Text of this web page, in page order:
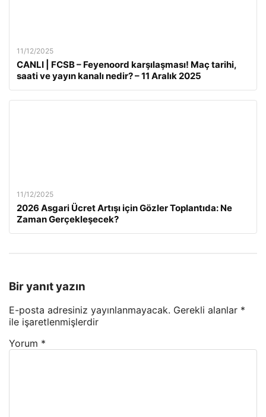
11/12/2025
CANLI | FCSB – Feyenoord karşılaşması! Maç tarihi,
saati ve yayın kanalı nedir? – 11 Aralık 2025
11/12/2025
2026 Asgari Ücret Artışı için Gözler Toplantıda: Ne
Zaman Gerçekleşecek?
Bir yanıt yazın
E-posta adresiniz yayınlanmayacak. Gerekli alanlar *
ile işaretlenmişlerdir
Yorum *